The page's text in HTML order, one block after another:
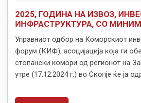
2025, ГОДИНА НА ИЗВОЗ,
ИНФРАСТРУКТУРА, СО
Управниот одбор на Коморскиот
форум (КИФ), асоцијација која ги
стопански комори од регионот на
утре (17.12.2024 г.) во Скопје ќе ја